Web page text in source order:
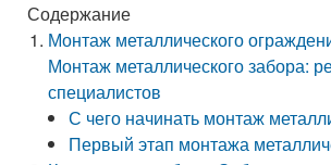
Содержание
Монтаж металлического
Монтаж металлического забора:
специалистов
С чего начинать монтаж
Первый этап монтажа